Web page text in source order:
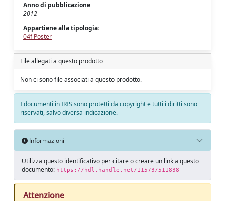
Anno di pubblicazione
2012
Appartiene alla tipologia:
04f Poster
File allegati a questo prodotto
Non ci sono file associati a questo prodotto.
I documenti in IRIS sono protetti da copyright e tutti i diritti sono
riservati, salvo diversa indicazione.
Informazioni
Utilizza questo identificativo per citare o creare un link a questo
documento: https://hdl.handle.net/11573/511838
Attenzione